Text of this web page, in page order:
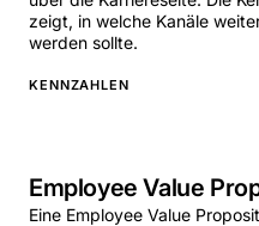
zeigt, in welche Kanäle
werden sollte.
KENNZAHLEN
Employee Value
Eine Employee Value